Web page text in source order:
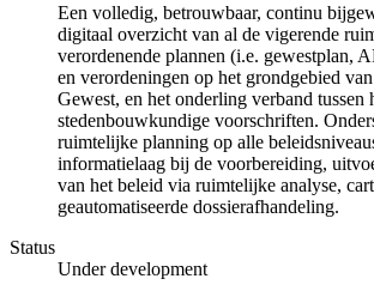
Een volledig, betrouwbaar, continu
digitaal overzicht van al de vigerende
verordenende plannen (i.e. gewestplan,
en verordeningen op het grondgebied
Gewest, en het onderling verband tussen
stedenbouwkundige voorschriften.
ruimtelijke planning op alle
informatielaag bij de voorbereiding,
van het beleid via ruimtelijke analyse,
geautomatiseerde dossierafhandeling.
Status
Under development